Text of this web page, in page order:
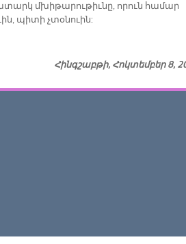
մխի­թա­րու­թիւ­նը, ո­րուն հա­մար
պի­տի չտօ­նուին:
Հինգշաբթի, Հոկտեմբեր 8,